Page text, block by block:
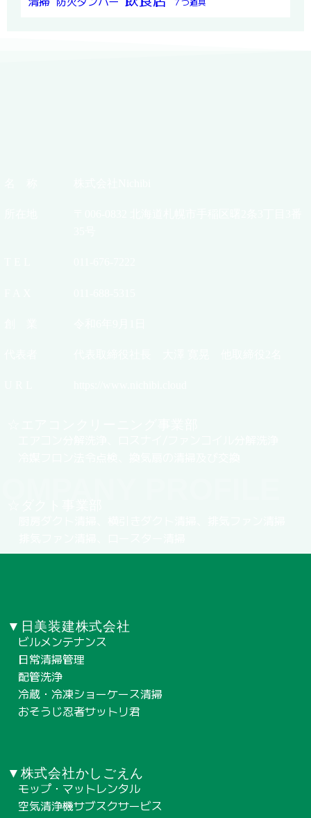
▼日美装建株式会社
ビルメンテナンス
日常清掃管理
配管洗浄
冷蔵・冷凍ショーケース清掃
おそうじ忍者サットリ君
▼株式会社かしごえん
モップ・マットレンタル
空気清浄機サブスクサービス